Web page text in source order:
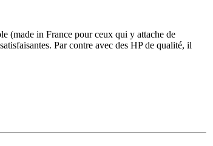
(made in France pour ceux qui y attache de
Par contre avec des HP de qualité, il